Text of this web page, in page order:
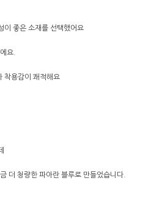
이 좋은 소재를 선택했어요
요.
착용감이 쾌적해요
더 청량한 파아란 블루로 만들었습니다.